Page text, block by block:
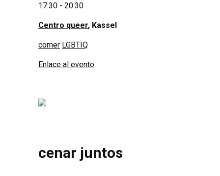
17:30 - 20:30
Centro queer, Kassel
comer LGBTIQ
Enlace al evento
cenar juntos